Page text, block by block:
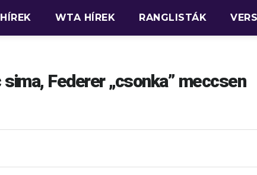
WTA HÍREK RANGLISTÁK
Federer „csonka” meccsen